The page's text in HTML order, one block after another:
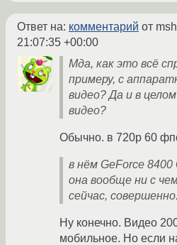
Ответ на: комментарий от
21:07:35 +00:00
Мда, как это всё
примеру, с
видео? Да и в
видео?
Обычно. в 720p 60
в нём GeForce
она вообще ни с
сейчас, совершенно.
Ну конечно. Видео
мобильное. Но если